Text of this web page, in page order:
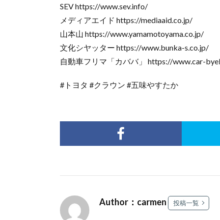
SEV https://www.sev.info/
メディアエイド https://mediaaid.co.jp/
山本山 https://www.yamamotoyama.co.jp/
文化シヤッター https://www.bunka-s.co.jp/
自動車フリマ「カババ」 https://www.car-
#トヨタ #クラウン #五味やすたか
Author：carmen 投稿一覧